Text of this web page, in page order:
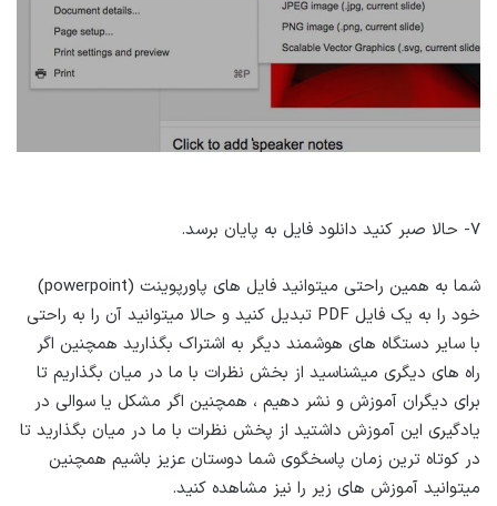
۷- حالا صبر کنید دانلود فایل به پایان برسد.
شما به همین راحتی میتوانید فایل های پاورپوینت (powerpoint)
خود را به یک فایل PDF تبدیل کنید و حالا میتوانید آن را به راحتی
با سایر دستگاه های هوشمند دیگر به اشتراک بگذارید همچنین اگر
راه های دیگری میشناسید از بخش نظرات با ما در میان بگذاریم تا
برای دیگران آموزش و نشر دهیم ، همچنین اگر مشکل یا سوالی در
یادگیری این آموزش داشتید از پخش نظرات با ما در میان بگذارید تا
در کوتاه ترین زمان پاسخگوی شما دوستان عزیز باشیم همچنین
میتوانید آموزش های زیر را نیز مشاهده کنید.